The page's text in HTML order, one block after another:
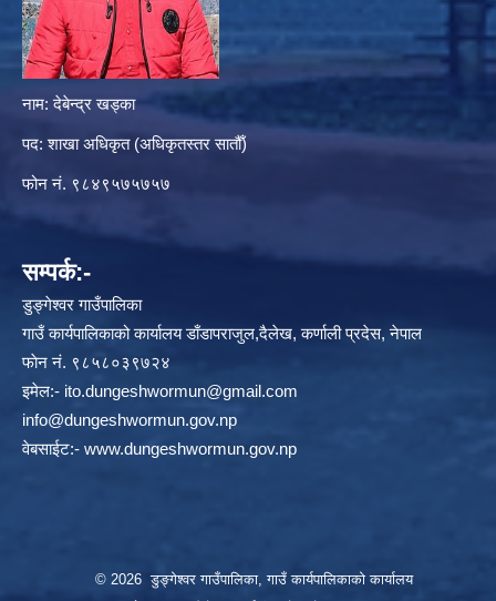
नाम: देबेन्द्र खड्का
पद: शाखा अधिकृत (अधिकृतस्तर सातौँ)
फोन नं. ९८४९५७५७५७
सम्पर्क:-
डुङ्गेश्वर गाउँपालिका
गाउँ कार्यपालिकाको कार्यालय डाँडापराजुल,दैलेख, कर्णाली प्रदेस, नेपाल
फाेन नं. ९८५८०३९७२४
इमेल:- ito.dungeshwormun@gmail.com
info@dungeshwormun.gov.np
वेबसाईट:- www.dungeshwormun.gov.np
© 2026 डुङ्गेश्वर गाउँपालिका, गाउँ कार्यपालिकाको कार्यालय